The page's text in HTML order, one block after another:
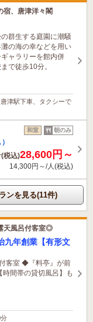
宿、唐津洋々閣
群生する庭園に潮騒
の海の幸などを用い
ャラリーを館内併
で徒歩10分。
津駅下車、タクシーで
和室 朝のみ
税込)28,600円～
14,300円～/人(税込)
ンを見る(11件)
天風呂付客室◎
年創業【有形文
客室 ◆『料亭』が前
間帯の貸切風呂】も